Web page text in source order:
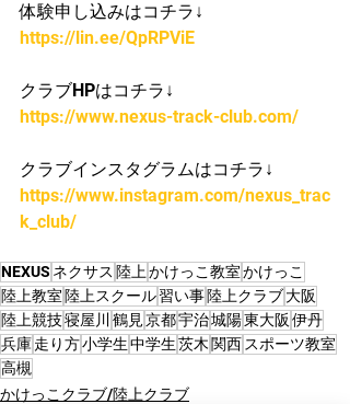
体験申し込みはコチラ↓
https://lin.ee/QpRPViE
クラブHPはコチラ↓
https://www.nexus-track-club.com/
クラブインスタグラムはコチラ↓
https://www.instagram.com/nexus_trac
k_club/
NEXUS ネクサス 陸上かけっこ教室かけっこ
陸上教室 陸上スクール習い事陸上クラブ大阪
陸上競技寝屋川 鶴見京都宇治城陽東大阪 伊丹
兵庫走り方小学生中学生茨木 関西 スポーツ教室
高槻
かけっこクラブ/陸上クラブ